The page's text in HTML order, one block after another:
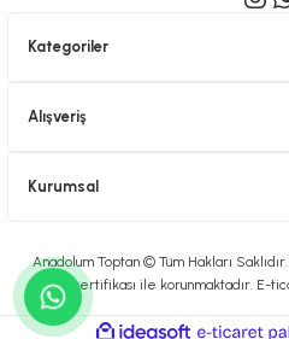
Kategoriler
Alışveriş
Kurumsal
Anadolum Toptan © Tüm Hakları
sertifikası ile korunmaktadır. E-
ideasoft